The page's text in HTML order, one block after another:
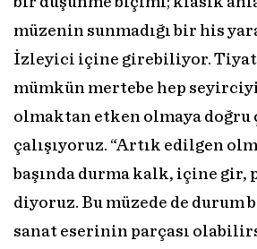
müzenin sunmadığı bir his
İzleyici içine girebiliyor.
mümkün mertebe hep
olmaktan etken olmaya doğru
çalışıyoruz. “Artık edilgen
başında durma kalk, içine gir,
diyoruz. Bu müzede de durum
sanat eserinin parçası